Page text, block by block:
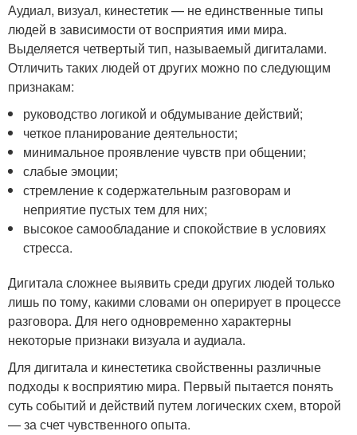
Аудиал, визуал, кинестетик — не единственные типы
людей в зависимости от восприятия ими мира.
Выделяется четвертый тип, называемый дигиталами.
Отличить таких людей от других можно по следующим
признакам:
руководство логикой и обдумывание действий;
четкое планирование деятельности;
минимальное проявление чувств при общении;
слабые эмоции;
стремление к содержательным разговорам и
неприятие пустых тем для них;
высокое самообладание и спокойствие в условиях
стресса.
Дигитала сложнее выявить среди других людей только
лишь по тому, какими словами он оперирует в процессе
разговора. Для него одновременно характерны
некоторые признаки визуала и аудиала.
Для дигитала и кинестетика свойственны различные
подходы к восприятию мира. Первый пытается понять
суть событий и действий путем логических схем, второй
— за счет чувственного опыта.